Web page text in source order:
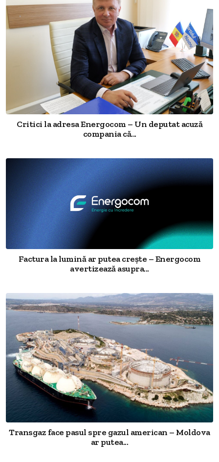
Critici la adresa Energocom – Un deputat acuză
compania că...
Factura la lumină ar putea crește – Energocom
avertizează asupra...
Transgaz face pasul spre gazul american – Moldova
ar putea...